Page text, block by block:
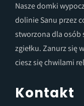
Nasze domki
dolinie Sanu przez
stworzona dla osób
zgiełku. Zanurz się
ciesz się chwilami
Kontakt